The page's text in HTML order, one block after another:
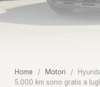
Home / Motori /
5.000 km sono gratis a